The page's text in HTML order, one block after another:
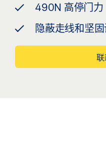
490N 高停门力
隐蔽走线和坚
联